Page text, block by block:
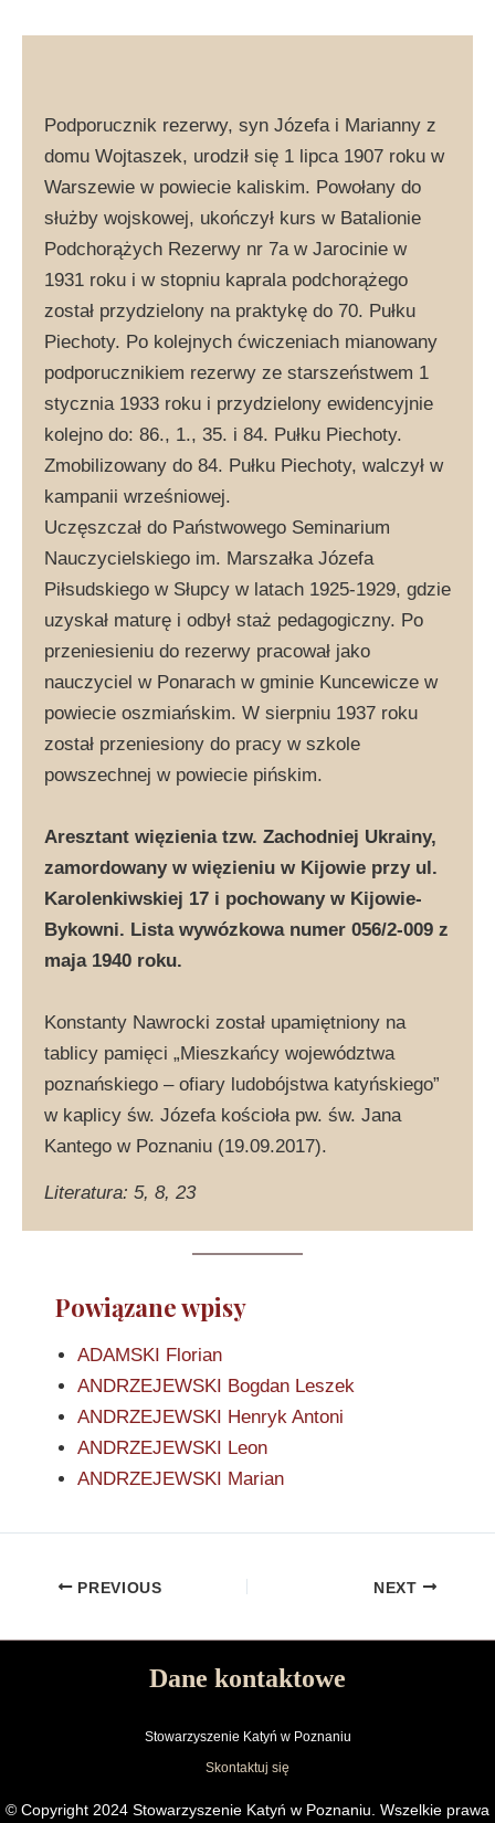
Podporucznik rezerwy, syn Józefa i Marianny z
domu Wojtaszek, urodził się 1 lipca 1907 roku w
Warszewie w powiecie kaliskim. Powołany do
służby wojskowej, ukończył kurs w Batalionie
Podchorążych Rezerwy nr 7a w Jarocinie w
1931 roku i w stopniu kaprala podchorążego
został przydzielony na praktykę do 70. Pułku
Piechoty. Po kolejnych ćwiczeniach mianowany
podporucznikiem rezerwy ze starszeństwem 1
stycznia 1933 roku i przydzielony ewidencyjnie
kolejno do: 86., 1., 35. i 84. Pułku Piechoty.
Zmobilizowany do 84. Pułku Piechoty, walczył w
kampanii wrześniowej.
Uczęszczał do Państwowego Seminarium
Nauczycielskiego im. Marszałka Józefa
Piłsudskiego w Słupcy w latach 1925-1929, gdzie
uzyskał maturę i odbył staż pedagogiczny. Po
przeniesieniu do rezerwy pracował jako
nauczyciel w Ponarach w gminie Kuncewicze w
powiecie oszmiańskim. W sierpniu 1937 roku
został przeniesiony do pracy w szkole
powszechnej w powiecie pińskim.
Aresztant więzienia tzw. Zachodniej Ukrainy,
zamordowany w więzieniu w Kijowie przy ul.
Karolenkiwskiej 17 i pochowany w Kijowie-
Bykowni. Lista wywózkowa numer 056/2-009 z
maja 1940 roku.
Konstanty Nawrocki został upamiętniony na
tablicy pamięci „Mieszkańcy województwa
poznańskiego – ofiary ludobójstwa katyńskiego”
w kaplicy św. Józefa kościoła pw. św. Jana
Kantego w Poznaniu (19.09.2017).
Literatura: 5, 8, 23
Powiązane wpisy
ADAMSKI Florian
ANDRZEJEWSKI Bogdan Leszek
ANDRZEJEWSKI Henryk Antoni
ANDRZEJEWSKI Leon
ANDRZEJEWSKI Marian
PREVIOUS NEXT
Dane kontaktowe
Stowarzyszenie Katyń w Poznaniu
Skontaktuj się
© Copyright 2024 Stowarzyszenie Katyń w Poznaniu. Wszelkie prawa